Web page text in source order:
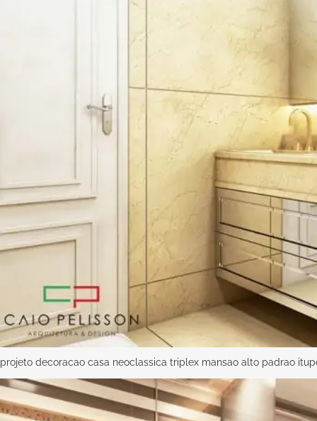
projeto decoracao casa neoclassica triplex mansao alto padrao